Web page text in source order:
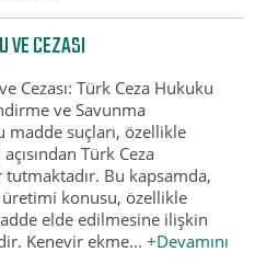
VE CEZASI
Cezası: Türk Ceza Hukuku
ve Savunma
suçları, özellikle
Türk Ceza
Bu kapsamda,
konusu, özellikle
elde edilmesine ilişkin
Kenevir ekme...+Devamını